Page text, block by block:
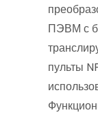
ПЭВМ с
пульты